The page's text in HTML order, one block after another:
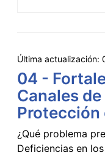
Última actualización:
04 -
Canales
Protección
¿Qué problema
Deficiencias en